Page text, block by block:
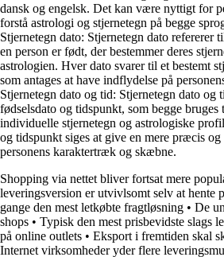
dansk og engelsk. Det kan være nyttigt for
forstå astrologi og stjernetegn på begge
Stjernetegn dato: Stjernetegn dato refererer
en person er født, der bestemmer deres
astrologien. Hver dato svarer til et bestemt
som antages at have indflydelse på
Stjernetegn dato og tid: Stjernetegn dato og
fødselsdato og tidspunkt, som begge bruges
individuelle stjernetegn og astrologiske
og tidspunkt siges at give en mere præcis
personens karaktertræk og skæbne.
Shopping via nettet bliver fortsat mere
leveringsversion er utvivlsomt selv at hente
gange den mest letkøbte fragtløsning • De
shops • Typisk den mest prisbevidste slags
på online outlets • Eksport i fremtiden skal
Internet virksomheder yder flere